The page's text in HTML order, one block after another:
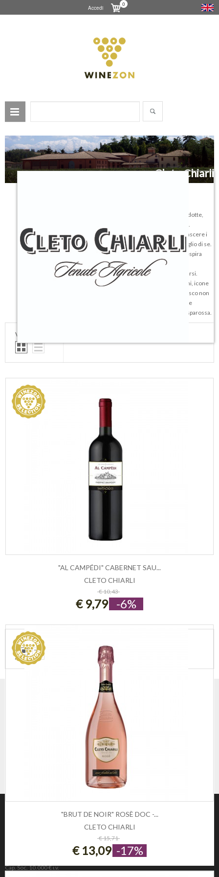
Accedi
0
Cleto Chiarli
Un secolo e mezzo di vini, la stessa famiglia, milioni di bottiglie prodotte,
Così nasce Cleto Chiarli: più che una cantina, un mondo dove far nascere i
vini ideali, culla perfetta dove le uve lambrusco possano dare il meglio di se.
Struttura moderna, tecnologie adeguate, in un ambiente dove si respira
storia e tradizione.
Niente fretta, nessuna ansia da produzione, solo la voglia di superarsi.
Così sono nati prodotti come Premium, Fondatore, Vigneto Cialdini, icone
enologiche così legate al territorio e alla storia che il nome Lambrusco non
gli rende merito, incapace di raccontare allo stesso tempo la lineare
mineralità di un Sorbara o la polposa e fruttata sensualità di un Grasparossa.
VEDI COME
ESAURITO
"AL CAMPÉDI" CABERNET SAU...
CLETO CHIARLI
€ 10,43
€ 9,79 -6%
ESAURITO
"BRUT DE NOIR" ROSÈ DOC -...
CLETO CHIARLI
€ 15,71
€ 13,09 -17%
VEDI COME
Cap. Soc. 10.000 € i.v.